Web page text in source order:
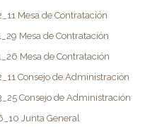
Mesa de Contratación
Mesa de Contratación
Mesa de Contratación
Consejo de Administración
Consejo de Administración
Junta General